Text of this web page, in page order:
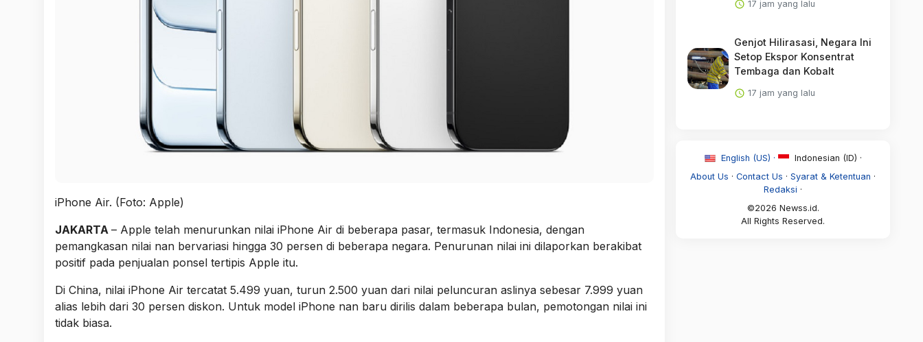
iPhone Air. (Foto: Apple)
JAKARTA – Apple telah menurunkan nilai iPhone Air di beberapa pasar, termasuk Indonesia, dengan
pemangkasan nilai nan bervariasi hingga 30 persen di beberapa negara. Penurunan nilai ini dilaporkan berakibat
positif pada penjualan ponsel tertipis Apple itu.
Di China, nilai iPhone Air tercatat 5.499 yuan, turun 2.500 yuan dari nilai peluncuran aslinya sebesar 7.999 yuan
alias lebih dari 30 persen diskon. Untuk model iPhone nan baru dirilis dalam beberapa bulan, pemotongan nilai ini
tidak biasa.
17 jam yang lalu
Genjot Hilirasasi, Negara Ini
Setop Ekspor Konsentrat
Tembaga dan Kobalt
17 jam yang lalu
English (US) ·
Indonesian (ID) ·
About Us · Contact Us · Syarat & Ketentuan ·
Redaksi ·
©2026 Newss.id.
All Rights Reserved.